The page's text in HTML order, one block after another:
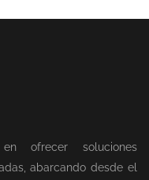
ofrecer soluciones
abarcando desde el